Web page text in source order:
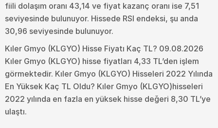
fiili dolaşım oranı 43,14 ve fiyat kazanç oranı ise 7,51
seviyesinde bulunuyor. Hissede RSI endeksi, şu anda
30,96 seviyesinde bulunuyor.
Kıler Gmyo (KLGYO) Hisse Fiyatı Kaç TL? 09.08.2026
Kıler Gmyo (KLGYO) hisse fiyatları 4,33 TL’den işlem
görmektedir. Kıler Gmyo (KLGYO) Hisseleri 2022 Yılında
En Yüksek Kaç TL Oldu? Kıler Gmyo (KLGYO)hisseleri
2022 yılında en fazla en yüksek hisse değeri 8,30 TL’ye
ulaştı.